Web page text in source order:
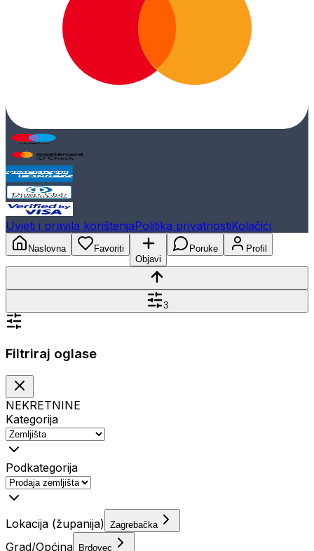
Uvjeti i pravila korištenjaPolitika privatnostiKolačići
Naslovna
Favoriti
Objavi
Poruke Profil
3
Filtriraj oglase
NEKRETNINE
Kategorija
Podkategorija
Lokacija (županija) Zagrebačka
Grad/Općina Brdovec